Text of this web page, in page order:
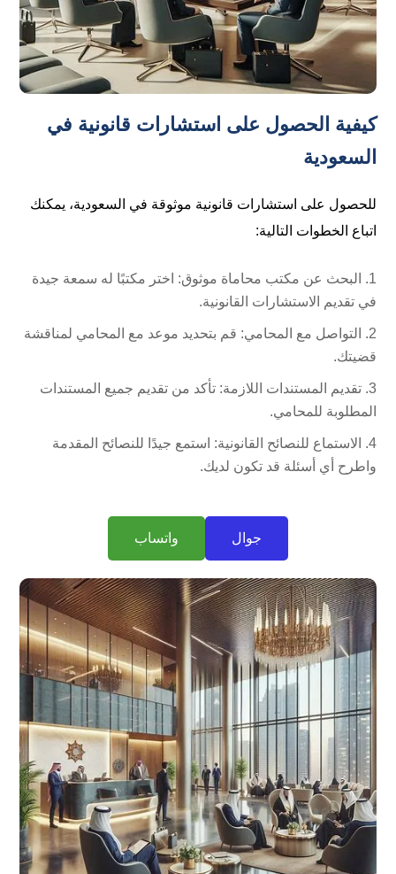
كيفية الحصول على استشارات قانونية في
السعودية
للحصول على استشارات قانونية موثوقة في السعودية، يمكنك
اتباع الخطوات التالية:
البحث عن مكتب محاماة موثوق: اختر مكتبًا له سمعة جيدة
في تقديم الاستشارات القانونية.
التواصل مع المحامي: قم بتحديد موعد مع المحامي لمناقشة
قضيتك.
تقديم المستندات اللازمة: تأكد من تقديم جميع المستندات
المطلوبة للمحامي.
الاستماع للنصائح القانونية: استمع جيدًا للنصائح المقدمة
واطرح أي أسئلة قد تكون لديك.
جوال واتساب